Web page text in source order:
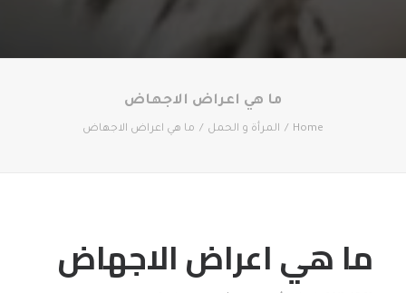
ما هي اعراض الاجهاض
Home المرأة و الحمل ما هي اعراض الاجهاض
ما هي اعراض الاجهاض